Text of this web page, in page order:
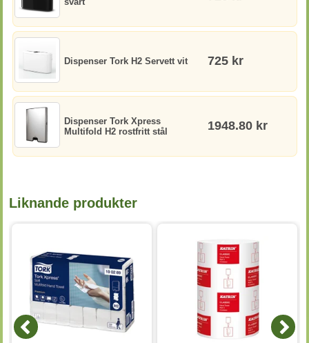
Dispenser Tork H2 Servett vit 725 kr
Dispenser Tork Xpress
Multifold H2 rostfritt stål
1948.80 kr
Liknande produkter